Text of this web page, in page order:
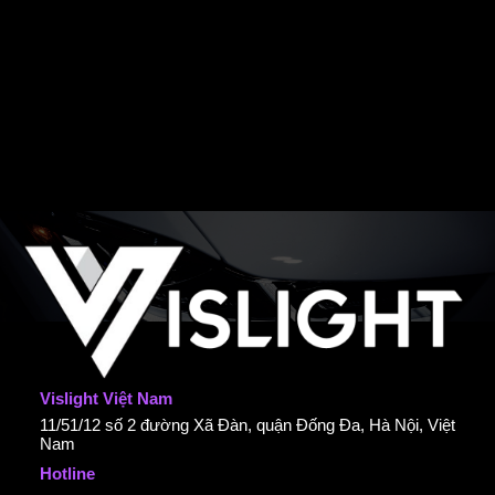
Vislight Việt Nam
11/51/12 số 2 đường Xã Đàn, quận Đống Đa, Hà Nội, Việt
Nam
Hotline